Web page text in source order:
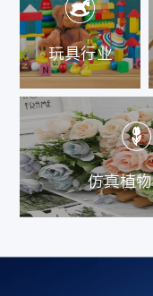
玩具行业
仿真植